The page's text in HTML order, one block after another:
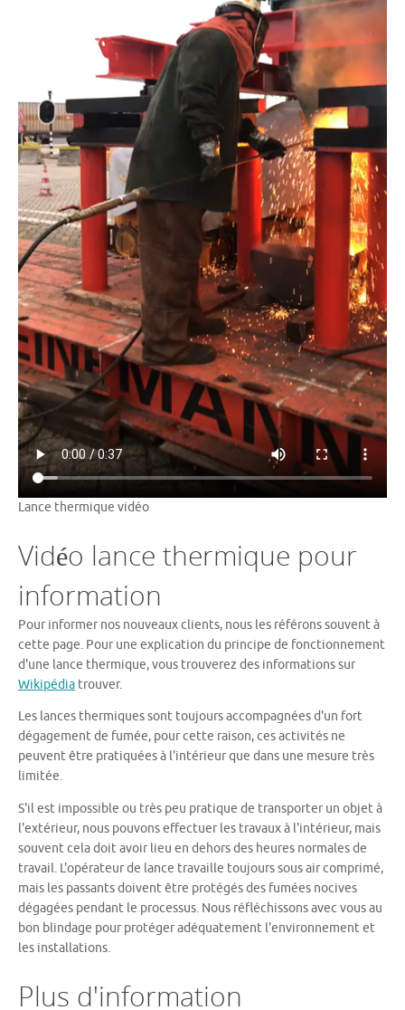
Lance thermique vidéo
Vidéo lance thermique pour
information
Pour informer nos nouveaux clients, nous les référons souvent à
cette page. Pour une explication du principe de fonctionnement
d'une lance thermique, vous trouverez des informations sur
Wikipédia trouver.
Les lances thermiques sont toujours accompagnées d'un fort
dégagement de fumée, pour cette raison, ces activités ne
peuvent être pratiquées à l'intérieur que dans une mesure très
limitée.
S'il est impossible ou très peu pratique de transporter un objet à
l'extérieur, nous pouvons effectuer les travaux à l'intérieur, mais
souvent cela doit avoir lieu en dehors des heures normales de
travail. L'opérateur de lance travaille toujours sous air comprimé,
mais les passants doivent être protégés des fumées nocives
dégagées pendant le processus. Nous réfléchissons avec vous au
bon blindage pour protéger adéquatement l'environnement et
les installations.
Plus d'information